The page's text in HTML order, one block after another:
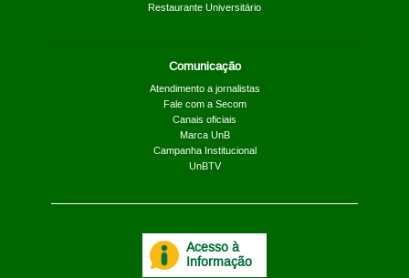
Restaurante Universitário
Comunicação
Atendimento a jornalistas
Fale com a Secom
Canais oficiais
Marca UnB
Campanha Institucional
UnBTV
Acesso à
Informação